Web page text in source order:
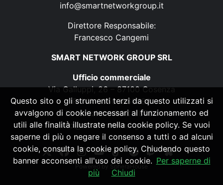
info@smartnetworkgroup.it
Direttore Responsabile:
Francesco Cangemi
SMART NETWORK GROUP SRL
Ufficio commerciale
Via Galluppi, 26 – 87100 Cosenza
P. IVA 03500860782
N. iscrizione ROC 28794
info@smartnetworkgroup.it
Powered by SpheraHouse
Questo sito o gli strumenti terzi da questo utilizzati si
avvalgono di cookie necessari al funzionamento ed
utili alle finalità illustrate nella cookie policy. Se vuoi
saperne di più o negare il consenso a tutti o ad alcuni
cookie, consulta la cookie policy. Chiudendo questo
banner acconsenti all'uso dei cookie. Per saperne di
più
Chiudi